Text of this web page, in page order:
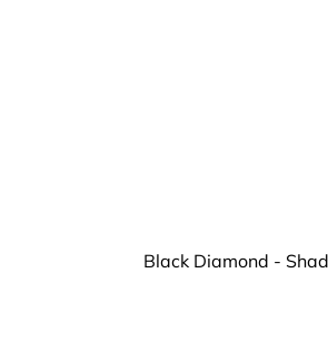
Black Diamond -